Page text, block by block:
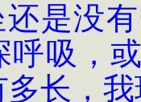
是没
呼吸，
长，